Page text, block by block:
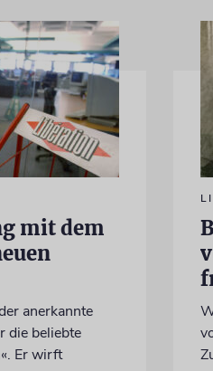
mit dem
anerkannte
die beliebte
Er wirft